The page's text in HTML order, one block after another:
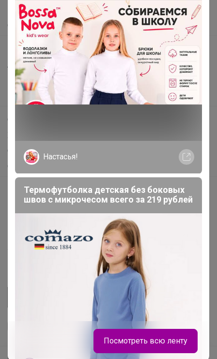
Помощь
О нас
Все предложения
Анонсы
Новости
Поддержка альпак
Самое выгодное
Хиты продаж
Самое желанное
Самое быстрое
Начать зарабатывать с 24-ok
Picabox.ru - Лучшее место для ваших изображений
Розыгрыш - Генератор случайных чисел
Пульс нашего маркетплейса
Укорачиватель ссылок
Настасья!
Термофутболка детская без боковых
швов с микрочесом всего за 219 рублей
Посмотреть всю ленту